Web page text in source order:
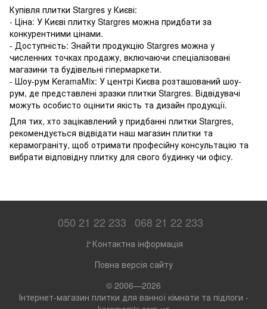
Купівля плитки Stargres у Києві:
- Ціна: У Києві плитку Stargres можна придбати за
конкурентними цінами.
- Доступність: Знайти продукцію Stargres можна у
численних точках продажу, включаючи спеціалізовані
магазини та будівельні гіпермаркети.
- Шоу-рум KeramaMix: У центрі Києва розташований шоу-
рум, де представлені зразки плитки Stargres. Відвідувачі
можуть особисто оцінити якість та дизайн продукції.
Для тих, хто зацікавлений у придбанні плитки Stargres,
рекомендується відвідати наш магазин плитки та
керамограніту, щоб отримати професійну консультацію та
вибрати відповідну плитку для свого будинку чи офісу.
050 21 22 233 068 21 22 233
🚩Контактна інформація
Повна версія сайту
© 2006—2026
Інтернет-магазин плитки для ванної кімнати та підлоги -